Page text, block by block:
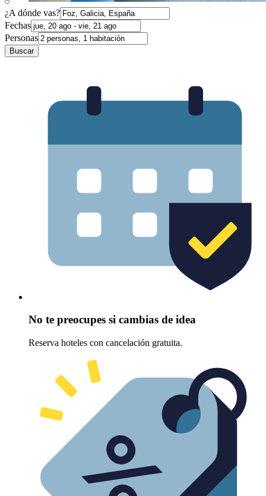
¿A dónde vas?
Fechas
Personas
Buscar
No te preocupes si cambias de idea
Reserva hoteles con cancelación gratuita.